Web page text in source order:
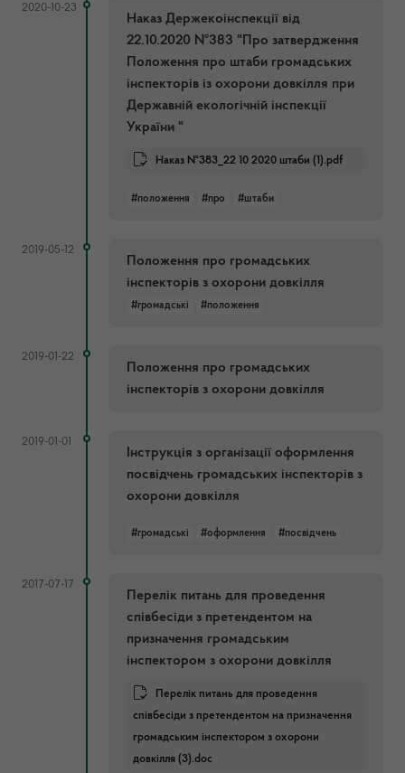
2020-10-23
Наказ Держекоінспекції від
22.10.2020 №383 "Про затвердження
Положення про штаби громадських
інспекторів із охорони довкілля при
Державній екологічній інспекції
України "
Наказ №383_22 10 2020 штаби (1).pdf
#положення #про #штаби
2019-05-12
Положення про громадських
інспекторів з охорони довкілля
#громадські #положення
2019-01-22
Положення про громадських
інспекторів з охорони довкілля
2019-01-01
Інструкція з організації оформлення
посвідчень громадських інспекторів з
охорони довкілля
#громадські #оформлення #посвідчень
2017-07-17
Перелік питань для проведення
співбесіди з претендентом на
призначення громадським
інспектором з охорони довкілля
Перелік питань для проведення
співбесіди з претендентом на призначення
громадським інспектором з охорони
довкілля (3).doc